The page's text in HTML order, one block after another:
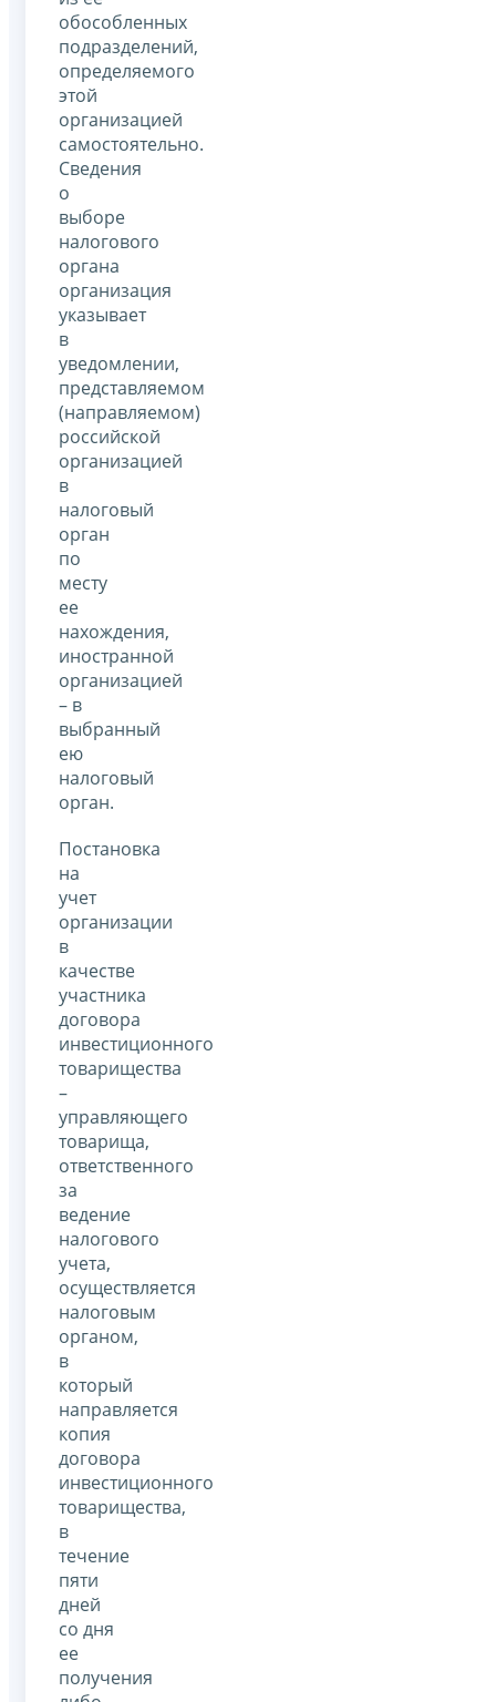
обособленных
подразделений,
определяемого
этой
организацией
самостоятельно.
Сведения
о
выборе
налогового
органа
организация
указывает
в
уведомлении,
представляемом
(направляемом)
российской
организацией
в
налоговый
орган
по
месту
ее
нахождения,
иностранной
организацией
– в
выбранный
ею
налоговый
орган.
Постановка
на
учет
организации
в
качестве
участника
договора
инвестиционного
товарищества
–
управляющего
товарища,
ответственного
за
ведение
налогового
учета,
осуществляется
налоговым
органом,
в
который
направляется
копия
договора
инвестиционного
товарищества,
в
течение
пяти
дней
со дня
ее
получения